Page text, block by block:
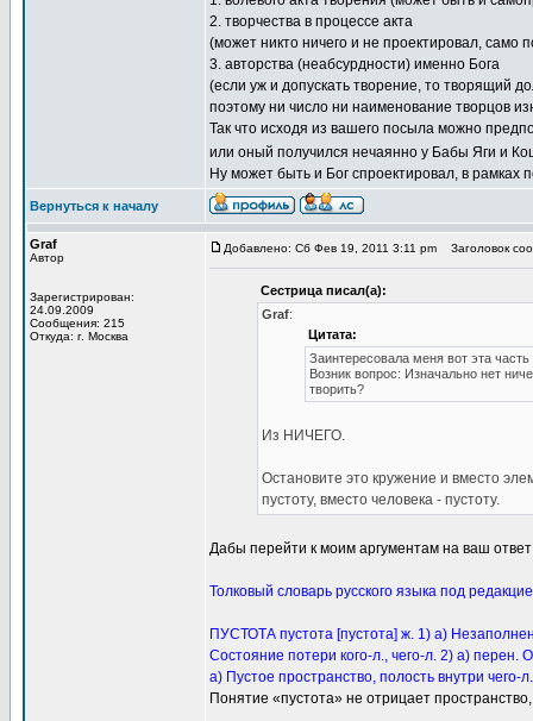
2. творчества в процессе акта
(может никто ничего и не проектировал, само
3. авторства (неабсурдности) именно Бога
(если уж и допускать творение, то творящий
поэтому ни число ни наименование творцов
Так что исходя из вашего посыла можно
или оный получился нечаянно у Бабы Яги и
Ну может быть и Бог спроектировал, в рамках
Вернуться к началу
Graf
Автор
Зарегистрирован:
24.09.2009
Сообщения: 215
Откуда: г. Москва
Добавлено: Сб Фев 19, 2011 3:11 pm Заголовок
Сестрица писал(а):
Graf:
Цитата:
Заинтересовала меня вот эта
Возник вопрос: Изначально нет
творить?
Из НИЧЕГО.
Остановите это кружение и вместо
пустоту, вместо человека - пустоту.
Дабы перейти к моим аргументам на ваш
Толковый словарь русского языка под
ПУСТОТА пустота [пустота] ж. 1) а)
Состояние потери кого-л., чего-л. 2) а) перен.
а) Пустое пространство, полость внутри
Понятие «пустота» не отрицает пространство,